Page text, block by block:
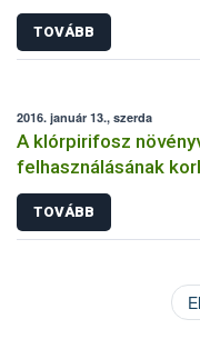
TOVÁBB
2016. január 13., szerda
A klórpirifosz
felhasználásának
TOVÁBB